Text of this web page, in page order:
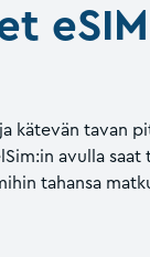
kätevän tavan
avulla
tahansa